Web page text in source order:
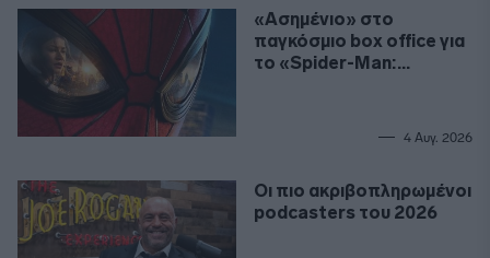
«Ασημένιο» στο
παγκόσμιο box office για
το «Spider-Man:
4 Αυγ. 2026
Οι πιο ακριβοπληρωμένοι
podcasters του 2026